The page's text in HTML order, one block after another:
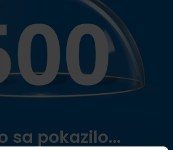
sa pokazilo...